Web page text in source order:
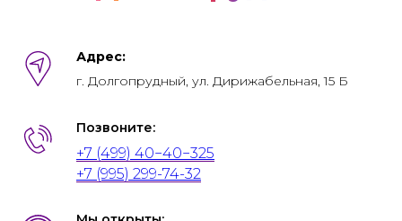
Адрес:
г. Долгопрудный, ул. Дирижабельная, 15 Б
Позвоните:
+7 (499) 40−40−325
+7 (995) 299-74-32